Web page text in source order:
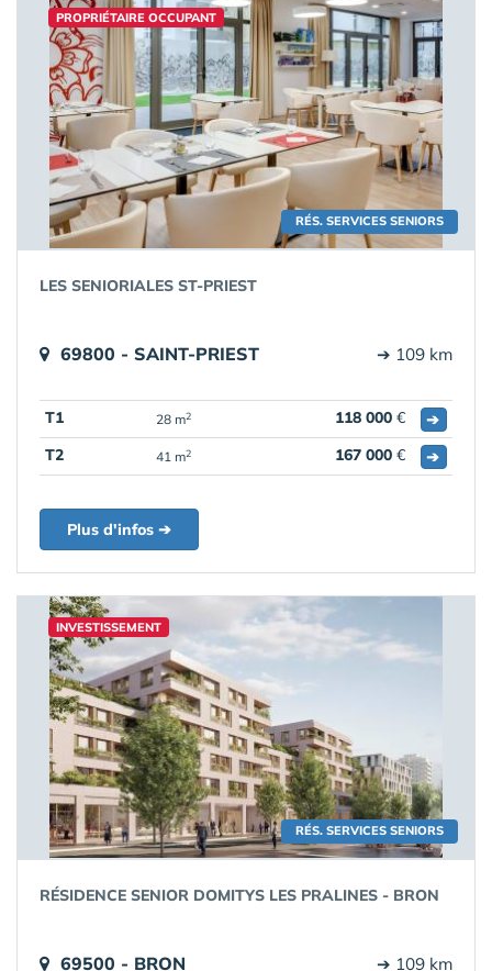
RÉS. SERVICES SENIORS
PROPRIÉTAIRE OCCUPANT
LES SENIORIALES ST-PRIEST
69800 - SAINT-PRIEST ➔ 109 km
T1 28 m2 118 000 €
➔
T2
41 m2 167 000 € ➔
Plus d'infos ➔
RÉS. SERVICES SENIORS
INVESTISSEMENT
RÉSIDENCE SENIOR DOMITYS LES PRALINES - BRON
69500 - BRON ➔ 109 km